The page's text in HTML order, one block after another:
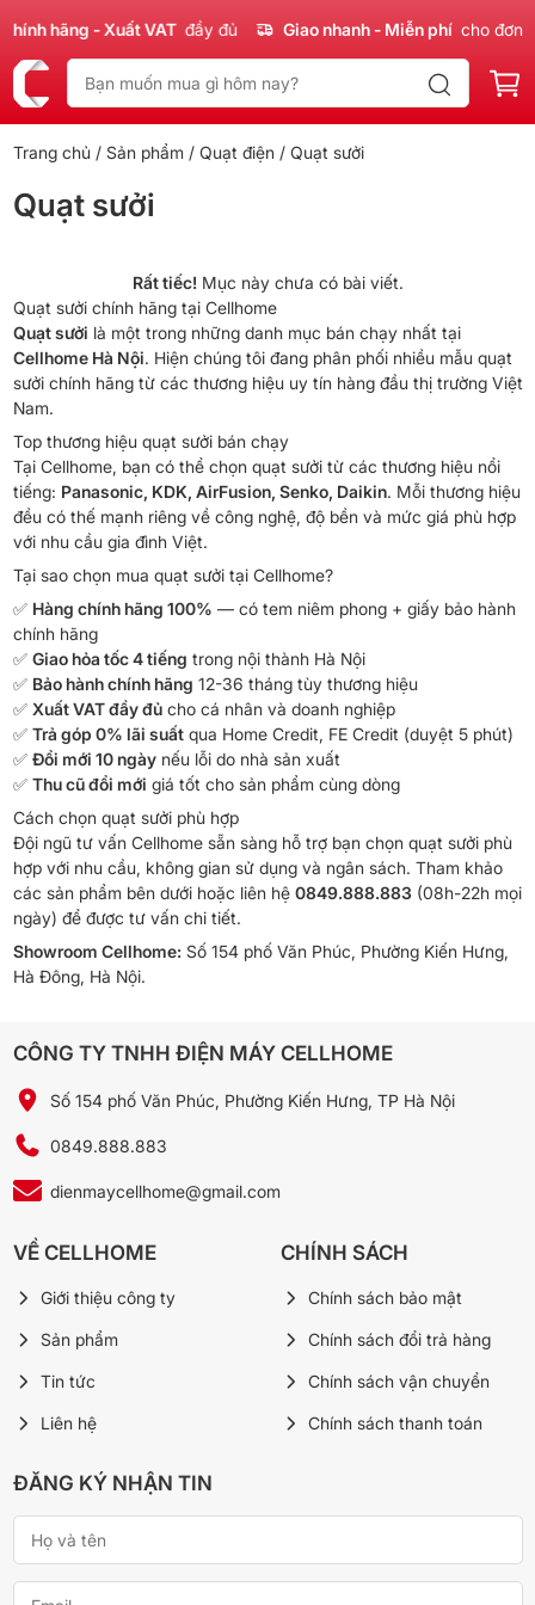
hãng - Xuất VAT đầy đủ Giao nhanh - Miễn phí cho đơn
Trang chủ / Sản phẩm / Quạt điện / Quạt sưởi
Quạt sưởi
Rất tiếc! Mục này chưa có bài viết.
Quạt sưởi chính hãng tại Cellhome
Quạt sưởi là một trong những danh mục bán chạy nhất tại
Cellhome Hà Nội. Hiện chúng tôi đang phân phối nhiều mẫu quạt
sưởi chính hãng từ các thương hiệu uy tín hàng đầu thị trường Việt
Nam.
Top thương hiệu quạt sưởi bán chạy
Tại Cellhome, bạn có thể chọn quạt sưởi từ các thương hiệu nổi
tiếng: Panasonic, KDK, AirFusion, Senko, Daikin. Mỗi thương hiệu
đều có thế mạnh riêng về công nghệ, độ bền và mức giá phù hợp
với nhu cầu gia đình Việt.
Tại sao chọn mua quạt sưởi tại Cellhome?
✅ Hàng chính hãng 100% — có tem niêm phong + giấy bảo hành
chính hãng
✅ Giao hỏa tốc 4 tiếng trong nội thành Hà Nội
✅ Bảo hành chính hãng 12-36 tháng tùy thương hiệu
✅ Xuất VAT đầy đủcho cá nhân và doanh nghiệp
✅ Trả góp 0% lãi suấtqua Home Credit, FE Credit (duyệt 5 phút)
✅ Đổi mới 10 ngàynếu lỗi do nhà sản xuất
✅ Thu cũ đổi mới giá tốt cho sản phẩm cùng dòng
Cách chọn quạt sưởi phù hợp
Đội ngũ tư vấn Cellhome sẵn sàng hỗ trợ bạn chọn quạt sưởi phù
hợp với nhu cầu, không gian sử dụng và ngân sách. Tham khảo
các sản phẩm bên dưới hoặc liên hệ 0849.888.883(08h-22h mọi
ngày) để được tư vấn chi tiết.
Showroom Cellhome: Số 154 phố Văn Phúc, Phường Kiến Hưng,
Hà Đông, Hà Nội.
CÔNG TY TNHH ĐIỆN MÁY CELLHOME
Số 154 phố Văn Phúc, Phường Kiến Hưng, TP Hà Nội
0849.888.883
dienmaycellhome@gmail.com
VỀ CELLHOME
Giới thiệu công ty
Sản phẩm
Tin tức
Liên hệ
CHÍNH SÁCH
Chính sách bảo mật
Chính sách đổi trả hàng
Chính sách vận chuyển
Chính sách thanh toán
ĐĂNG KÝ NHẬN TIN